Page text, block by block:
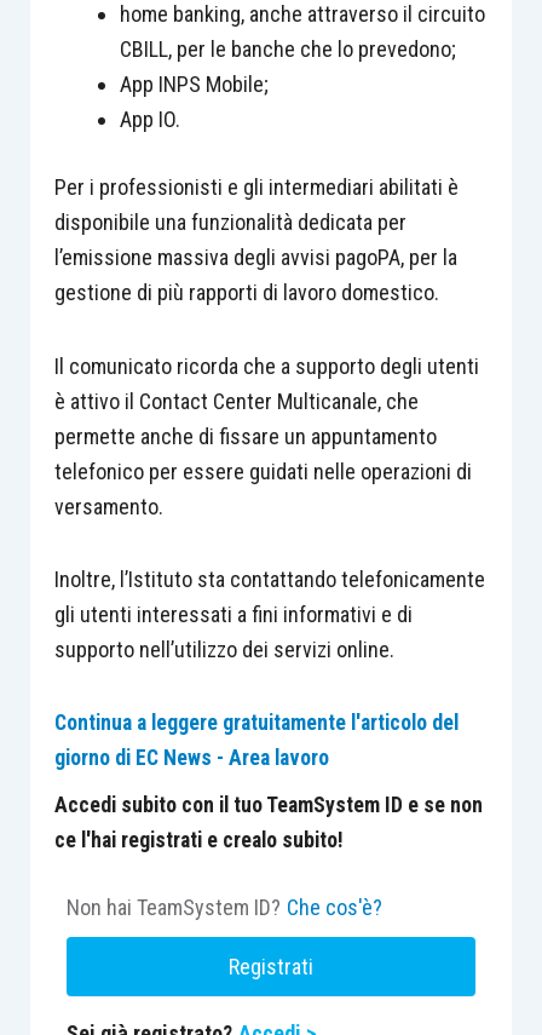
home banking, anche attraverso il circuito
CBILL, per le banche che lo prevedono;
App INPS Mobile;
App IO.
Per i professionisti e gli intermediari abilitati è
disponibile una funzionalità dedicata per
l’emissione massiva degli avvisi pagoPA, per la
gestione di più rapporti di lavoro domestico.
Il comunicato ricorda che a supporto degli utenti
è attivo il Contact Center Multicanale, che
permette anche di fissare un appuntamento
telefonico per essere guidati nelle operazioni di
versamento.
Inoltre, l’Istituto sta contattando telefonicamente
gli utenti interessati a fini informativi e di
supporto nell’utilizzo dei servizi online.
Continua a leggere gratuitamente l'articolo del
giorno di EC News - Area lavoro
Accedi subito con il tuo TeamSystem ID e se non
ce l'hai registrati e crealo subito!
Non hai TeamSystem ID? Che cos'è?
Registrati